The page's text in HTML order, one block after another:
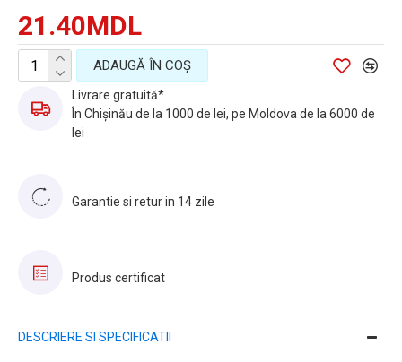
21.40MDL
ADAUGĂ ÎN COŞ
Livrare gratuită*
În Chișinău de la 1000 de lei, pe Moldova de la 6000 de
lei
Garantie si retur in 14 zile
Produs certificat
DESCRIERE SI SPECIFICATII